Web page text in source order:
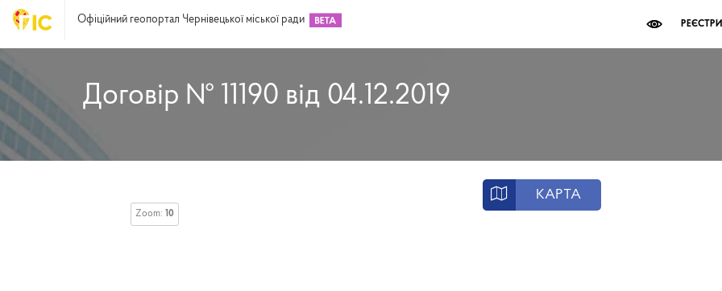
Офіційний геопортал Чернівецької міської ради РЕЄСТРИ
Договір № 11190 від 04.12.2019
КАРТА
Zoom: 10